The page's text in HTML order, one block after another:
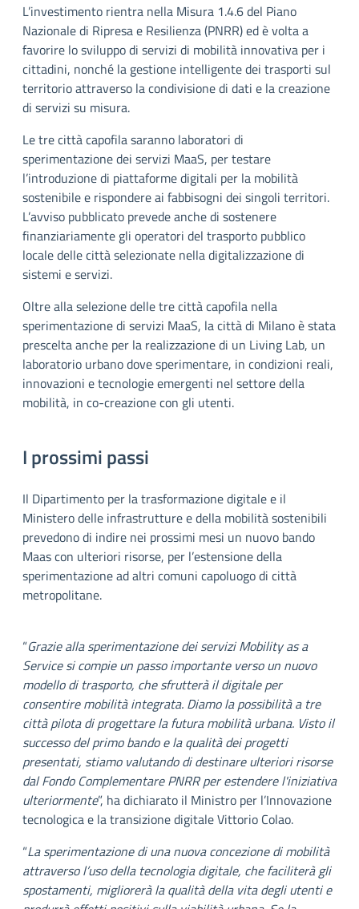
L’investimento rientra nella Misura 1.4.6 del Piano
Nazionale di Ripresa e Resilienza (PNRR) ed è volta a
favorire lo sviluppo di servizi di mobilità innovativa per i
cittadini, nonché la gestione intelligente dei trasporti sul
territorio attraverso la condivisione di dati e la creazione
di servizi su misura.
Le tre città capofila saranno laboratori di
sperimentazione dei servizi MaaS, per testare
l’introduzione di piattaforme digitali per la mobilità
sostenibile e rispondere ai fabbisogni dei singoli territori.
L’avviso pubblicato prevede anche di sostenere
finanziariamente gli operatori del trasporto pubblico
locale delle città selezionate nella digitalizzazione di
sistemi e servizi.
Oltre alla selezione delle tre città capofila nella
sperimentazione di servizi MaaS, la città di Milano è stata
prescelta anche per la realizzazione di un Living Lab, un
laboratorio urbano dove sperimentare, in condizioni reali,
innovazioni e tecnologie emergenti nel settore della
mobilità, in co-creazione con gli utenti.
I prossimi passi
Il Dipartimento per la trasformazione digitale e il
Ministero delle infrastrutture e della mobilità sostenibili
prevedono di indire nei prossimi mesi un nuovo bando
Maas con ulteriori risorse, per l’estensione della
sperimentazione ad altri comuni capoluogo di città
metropolitane.
“Grazie alla sperimentazione dei servizi Mobility as a
Service si compie un passo importante verso un nuovo
modello di trasporto, che sfrutterà il digitale per
consentire mobilità integrata. Diamo la possibilità a tre
città pilota di progettare la futura mobilità urbana. Visto il
successo del primo bando e la qualità dei progetti
presentati, stiamo valutando di destinare ulteriori risorse
dal Fondo Complementare PNRR per estendere l'iniziativa
ulteriormente”, ha dichiarato il Ministro per l’Innovazione
tecnologica e la transizione digitale Vittorio Colao.
“La sperimentazione di una nuova concezione di mobilità
attraverso l’uso della tecnologia digitale, che faciliterà gli
spostamenti, migliorerà la qualità della vita degli utenti e